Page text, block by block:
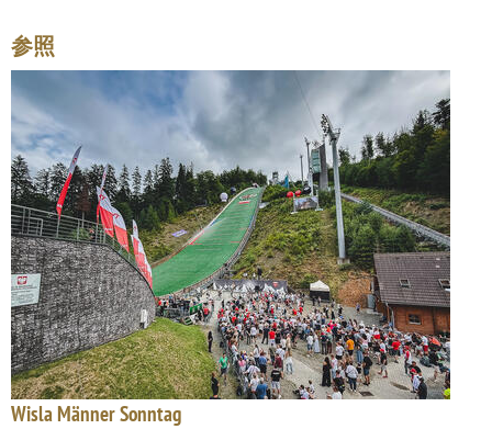
参照
Wisla Männer Sonntag